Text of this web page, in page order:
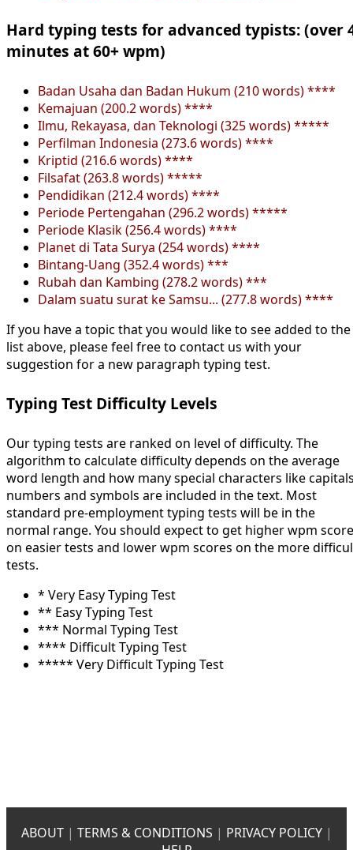
Hard typing tests for advanced typists: (over
minutes at 60+ wpm)
Badan Usaha dan Badan Hukum (210 words) ****
Kemajuan (200.2 words) ****
Ilmu, Rekayasa, dan Teknologi (325 words) *****
Perfilman Indonesia (273.6 words) ****
Kriptid (216.6 words) ****
Filsafat (263.8 words) *****
Pendidikan (212.4 words) ****
Periode Pertengahan (296.2 words) *****
Periode Klasik (256.4 words) ****
Planet di Tata Surya (254 words) ****
Bintang-Uang (352.4 words) ***
Rubah dan Kambing (278.2 words) ***
Dalam suatu surat ke Samsu... (277.8 words) ****
If you have a topic that you would like to see added to the
list above, please feel free to contact us with your
suggestion for a new paragraph typing test.
Typing Test Difficulty Levels
Our typing tests are ranked on level of difficulty. The
algorithm to calculate difficulty depends on the average
word length and how many special characters like
numbers and symbols are included in the text. Most
standard pre-employment typing tests will be in the
normal range. You should expect to get higher wpm
on easier tests and lower wpm scores on the more
tests.
* Very Easy Typing Test
** Easy Typing Test
*** Normal Typing Test
**** Difficult Typing Test
***** Very Difficult Typing Test
ABOUT| TERMS & CONDITIONS | PRIVACY POLICY|